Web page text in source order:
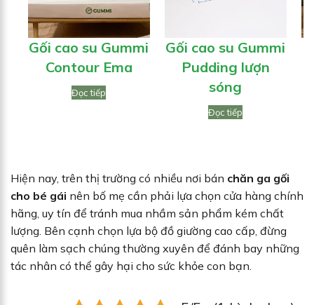
Gối cao su Gummi
Contour Ema
Đọc tiếp
Gối cao su Gummi
Pudding lượn
sóng
Đọc tiếp
Hiện nay, trên thị trường có nhiều nơi bán chăn ga gối
cho bé gái nên bố mẹ cần phải lựa chọn cửa hàng chính
hãng, uy tín để tránh mua nhầm sản phẩm kém chất
lượng. Bên cạnh chọn lựa bộ đồ giường cao cấp, đừng
quên làm sạch chúng thường xuyên để đánh bay những
tác nhân có thể gây hại cho sức khỏe con bạn.